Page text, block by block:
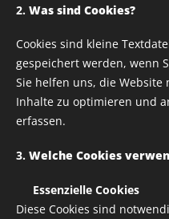
2. Was sind Cookies?
Cookies sind kleine
gespeichert werden, wenn
Sie helfen uns, die
Inhalte zu optimieren und
erfassen.
3. Welche Cookies
Essenzielle Cookies
Diese Cookies sind